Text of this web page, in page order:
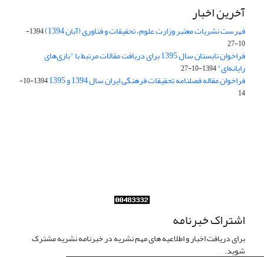
آخرین اخبار
فهرست نشریات معتبر وزارت علوم، تحقیقات و فناوری (آبان 1394)
1394-
10-27
فراخوان تابستان سال 1395 برای دریافت مقالات مرتبط با "بازی‌های
رایانه‌ای"1394-10-27
فراخوان مقاله فصلنامه تحقیقات فرهنگی ایران سال 1394 و 1395
1394-10-
14
اشتراک خبرنامه
برای دریافت اخبار و اطلاعیه های مهم نشریه در خبرنامه نشریه مشترک
شوید.